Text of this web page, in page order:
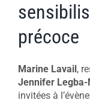
précoce
Marine Lavail,
Jennifer Legba-
invitées à